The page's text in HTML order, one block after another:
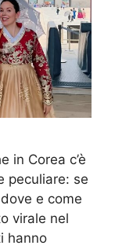
in Corea c’è
peculiare: se
e come
virale nel
hanno